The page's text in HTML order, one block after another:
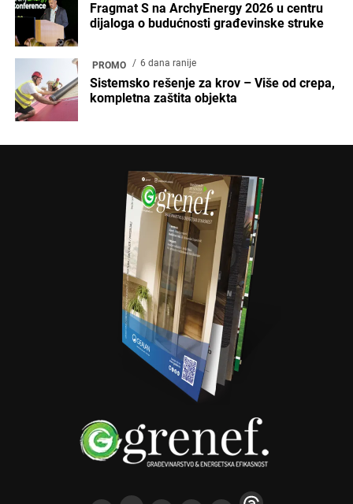
Fragmat S na ArchyEnergy 2026 u centru
dijaloga o budućnosti građevinske struke
PROMO 6 dana ranije
Sistemsko rešenje za krov – Više od crepa,
kompletna zaštita objekta